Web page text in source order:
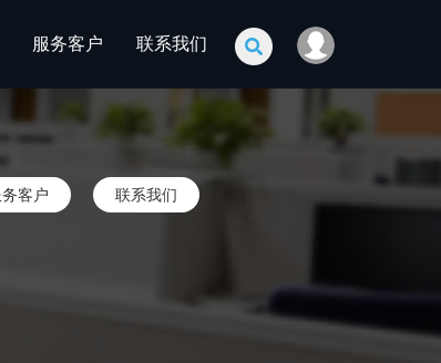
服务客户 联系我们
客户 联系我们